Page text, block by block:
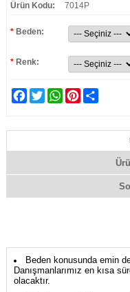
Ürün Kodu:
7014P
* Beden:
* Renk:
Facebook
TwitterWhatsAppPinterest
Beden konusunda emin
Danışmanlarımız en kısa
olacaktır.